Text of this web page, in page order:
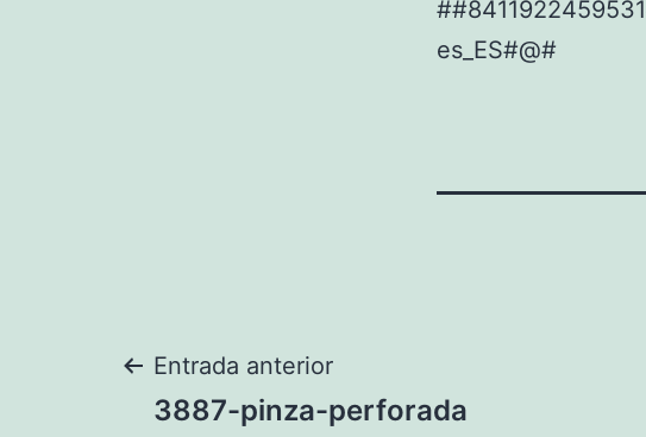
es_ES#@#
Navegación
Entrada anterior
3887-pinza-perforada